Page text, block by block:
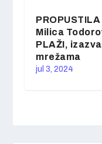
Milica
PLAŽI,
mrežama
jul 3, 2024